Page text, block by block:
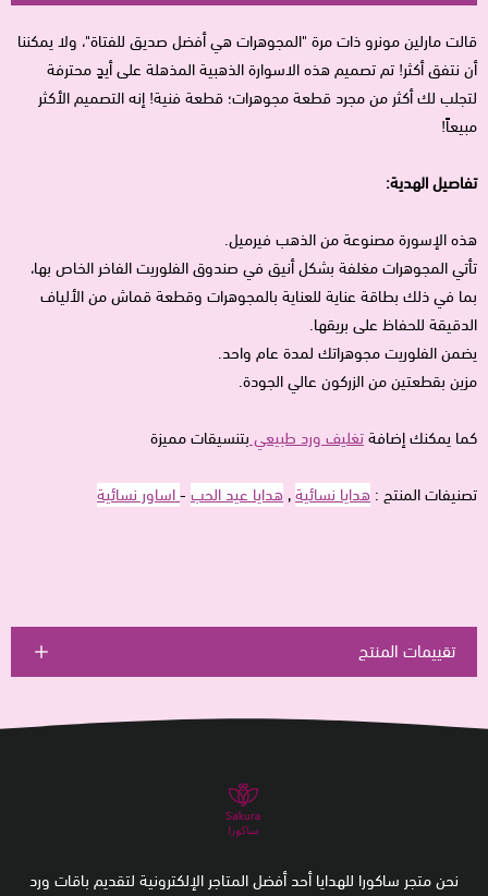
قالت مارلين مونرو ذات مرة "المجوهرات هي أفضل صديق للفتاة"، ولا يمكننا
أن نتفق أكثر! تم تصميم هذه الاسوارة الذهبية المذهلة على أيدٍ محترفة
لتجلب لك أكثر من مجرد قطعة مجوهرات؛ قطعة فنية! إنه التصميم الأكثر
مبيعاً!
تفاصيل الهدية:
هذه الإسورة مصنوعة من الذهب فيرميل.
تأتي المجوهرات مغلفة بشكل أنيق في صندوق الفلوريت الفاخر الخاص بها،
بما في ذلك بطاقة عناية للعناية بالمجوهرات وقطعة قماش من الألياف
الدقيقة للحفاظ على بريقها.
يضمن الفلوريت مجوهراتك لمدة عام واحد.
مزين بقطعتين من الزركون عالي الجودة.
كما يمكنك إضافةتغليف ورد طبيعي بتنسيقات مميزة
تصنيفات المنتج : هدايا نسائية, هدايا عيد الحب -اساور نسائية
تقييمات المنتج
نحن متجر ساكورا للهدايا أحد أفضل المتاجر الإلكترونية لتقديم باقات ورد